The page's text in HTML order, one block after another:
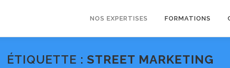
NOS EXPERTISES FORMATIONS
ÉTIQUETTE : STREET MARKETING